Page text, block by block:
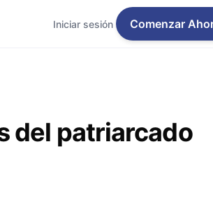
Iniciar sesión Comenzar
del patriarcado